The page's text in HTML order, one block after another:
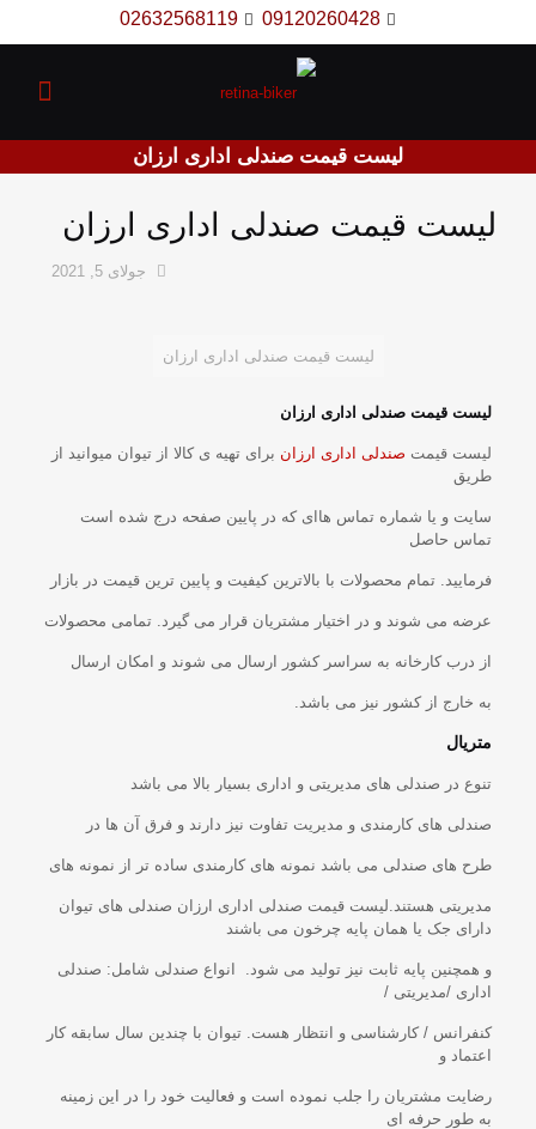
09120260428
02632568119
لیست قیمت صندلی اداری ارزان
لیست قیمت صندلی اداری ارزان
جولای 5, 2021
لیست قیمت صندلی اداری ارزان
لیست قیمت صندلی اداری ارزان
لیست قیمت صندلی اداری ارزان برای تهیه ی کالا از تیوان میوانید از
طریق
سایت و یا شماره تماس هاای که در پایین صفحه درج شده است
تماس حاصل
فرمایید. تمام محصولات با بالاترین کیفیت و پایین ترین قیمت در بازار
عرضه می شوند و در اختیار مشتریان قرار می گیرد. تمامی محصولات
از درب کارخانه به سراسر کشور ارسال می شوند و امکان ارسال
به خارج از کشور نیز می باشد.
متریال
تنوع در صندلی های مدیریتی و اداری بسیار بالا می باشد
صندلی های کارمندی و مدیریت تفاوت نیز دارند و فرق آن ها در
طرح های صندلی می باشد نمونه های کارمندی ساده تر از نمونه های
مدیریتی هستند.لیست قیمت صندلی اداری ارزان صندلی های تیوان
دارای جک یا همان پایه چرخون می باشند
و همچنین پایه ثابت نیز تولید می شود. انواع صندلی شامل: صندلی
اداری /مدیریتی /
کنفرانس / کارشناسی و انتظار هست. تیوان با چندین سال سابقه کار
اعتماد و
رضایت مشتریان را جلب نموده است و فعالیت خود را در این زمینه
به طور حرفه ای